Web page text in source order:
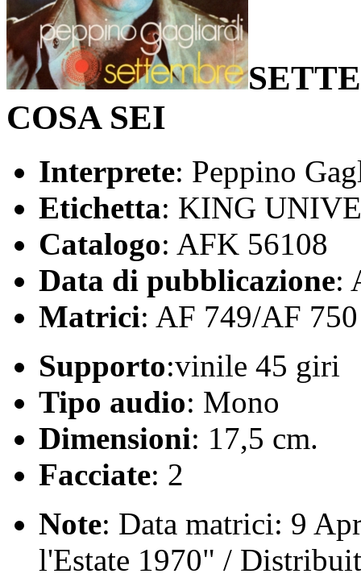
COSA SEI
Interprete: Peppino
Etichetta: KING
Catalogo: AFK 56108
Data di pubblicazione:
Matrici: AF 749/AF 750
Supporto:vinile 45 giri
Tipo audio: Mono
Dimensioni: 17,5 cm.
Facciate: 2
Note: Data matrici: 9
l'Estate 1970" /